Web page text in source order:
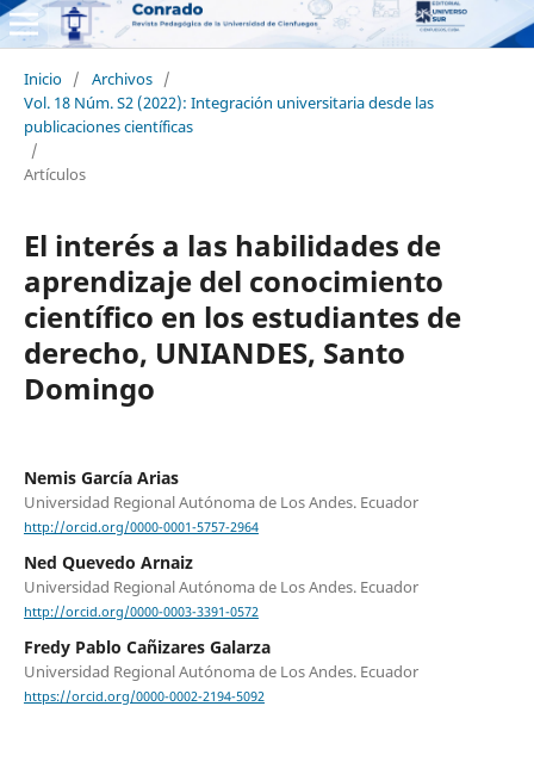
Inicio / Archivos /
Vol. 18 Núm. S2 (2022): Integración universitaria desde las
publicaciones científicas
/
Artículos
El interés a las habilidades de
aprendizaje del conocimiento
científico en los estudiantes de
derecho, UNIANDES, Santo
Domingo
Nemis García Arias
Universidad Regional Autónoma de Los Andes. Ecuador
http://orcid.org/0000-0001-5757-2964
Ned Quevedo Arnaiz
Universidad Regional Autónoma de Los Andes. Ecuador
http://orcid.org/0000-0003-3391-0572
Fredy Pablo Cañizares Galarza
Universidad Regional Autónoma de Los Andes. Ecuador
https://orcid.org/0000-0002-2194-5092